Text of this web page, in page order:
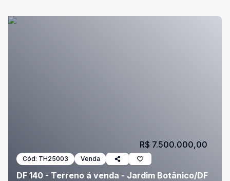
Cód: TH25003 Venda
DF 140 - Terreno á venda - Jardim Botânico/DF
R$ 7.500.000,00